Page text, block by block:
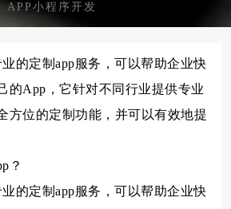
APP小程序开发
的定制app服务，可以帮助企业快
的App，它针对不同行业提供专业
方位的定制功能，并可以有效地提
？
的定制app服务，可以帮助企业快